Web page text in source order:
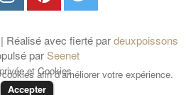
| Réalisé avec fierté pardeuxpoissons
par Seenet
afin d'améliorer votre expérience.
Accepter
et Cookies